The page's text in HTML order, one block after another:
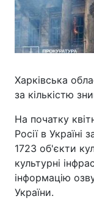
Харківська
за кількістю
На початку
Росії в
1723 об'єкти
культурні
інформацію
України.